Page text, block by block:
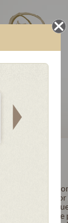
Dios y
y
eres y
las cosas, me